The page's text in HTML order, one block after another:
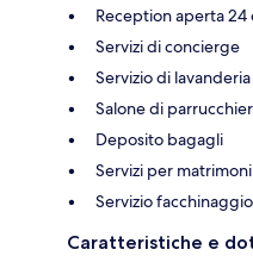
Reception aperta 24
Servizi di concierge
Servizio di
Salone di
Deposito bagagli
Servizi per matrimoni
Servizio facchinaggio
Caratteristiche e